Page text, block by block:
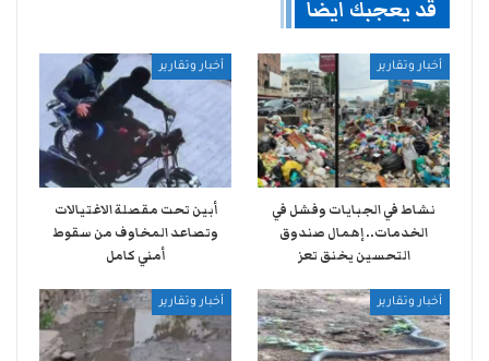
قد يعجبك ايضا
أخبار وتقارير
نشاط في الجبايات وفشل في
الخدمات.. إهمال صندوق
التحسين يخنق تعز
أخبار وتقارير
أبين تحت مقصلة الاغتيالات
وتصاعد المخاوف من سقوط
أمني كامل
أخبار وتقارير أخبار وتقارير